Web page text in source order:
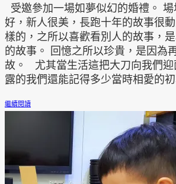
受邀參加一場如夢似幻的婚禮。
好，新人很美，長跑十年的故事很
樣的，之所以喜歡看別人的故事，
的故事。 回憶之所以珍貴，是因為
故。 尤其當生活這把大刀向我們迎
露的我們還能記得多少當時相愛的
繼續閱讀